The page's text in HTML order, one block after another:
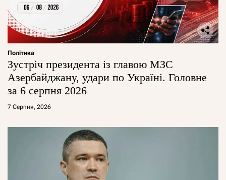
Політика
Зустріч президента із главою МЗС
Азербайджану, удари по Україні. Головне
за 6 серпня 2026
7 Серпня, 2026